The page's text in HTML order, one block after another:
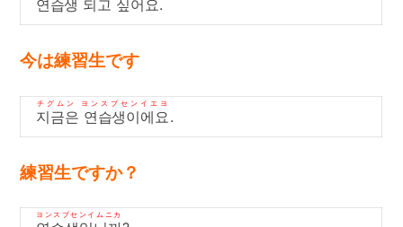
연습생 되고 싶어요.
今は練習生です
지금은 연습생이에요
チグムン ヨンスプセンイエヨ
.
練習生ですか？
ヨンスプセンイムニカ